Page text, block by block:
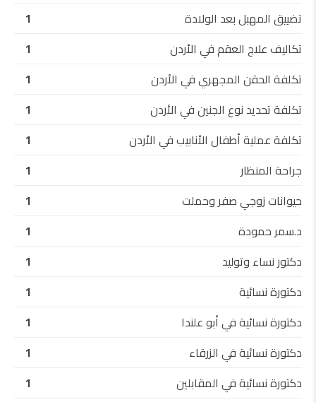
تضييق المهبل بعد الولادة
1
تكاليف علاج العقم في الأردن
1
تكلفة الحقن المجهري في الأردن
1
تكلفة تحديد نوع الجنين في الأردن
1
تكلفة عملية أطفال الأنابيب في الأردن
1
جراحة المنظار
1
حيوانات زوجي صفر وحملت
1
د.سمر حمودة
1
دكتور نساء وتوليد
1
دكتورة نسائية
1
دكتورة نسائية في أبو علندا
1
دكتورة نسائية في الزرقاء
1
دكتورة نسائية في المقابلين
1